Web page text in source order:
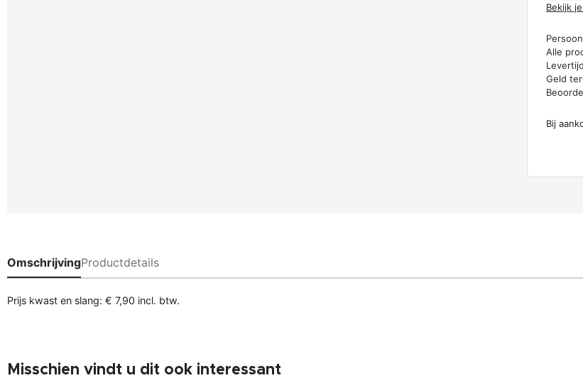
Bekijk
Alle
Geld
Bij
OmschrijvingProductdetails
Prijs kwast en slang: € 7,90 incl. btw.
Misschien vindt u dit ook interessant